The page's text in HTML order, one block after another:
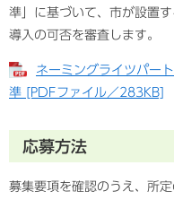
準」に基づいて、市が設置
導入の可否を審査します。
ネーミングライツパー
準 [PDFファイル／283KB]
応募方法
募集要項を確認のうえ、所